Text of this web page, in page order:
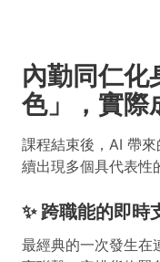
內勤同仁化
色」，實際
課程結束後，AI 帶
續出現多個具代表性
✨ 跨職能的即時
最經典的一次發生在